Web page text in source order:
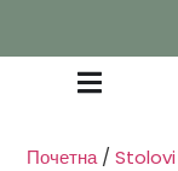
Почетна/